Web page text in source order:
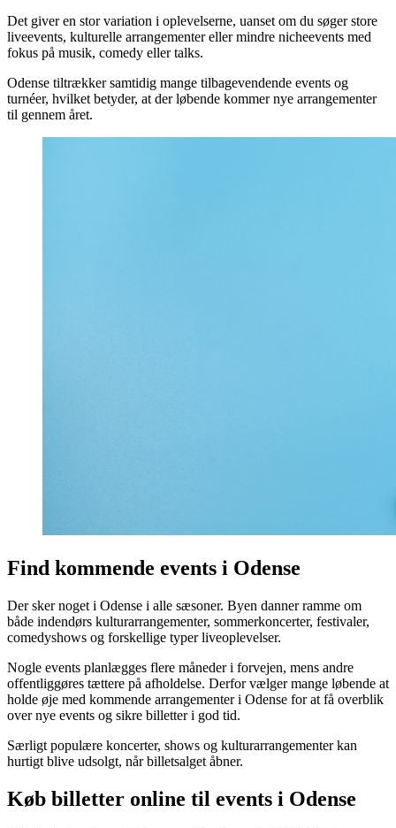
Det giver en stor variation i oplevelserne, uanset om du søger store
liveevents, kulturelle arrangementer eller mindre nicheevents med
fokus på musik, comedy eller talks.
Odense tiltrækker samtidig mange tilbagevendende events og
turnéer, hvilket betyder, at der løbende kommer nye arrangementer
til gennem året.
Find kommende events i Odense
Der sker noget i Odense i alle sæsoner. Byen danner ramme om
både indendørs kulturarrangementer, sommerkoncerter, festivaler,
comedyshows og forskellige typer liveoplevelser.
Nogle events planlægges flere måneder i forvejen, mens andre
offentliggøres tættere på afholdelse. Derfor vælger mange løbende at
holde øje med kommende arrangementer i Odense for at få overblik
over nye events og sikre billetter i god tid.
Særligt populære koncerter, shows og kulturarrangementer kan
hurtigt blive udsolgt, når billetsalget åbner.
Køb billetter online til events i Odense